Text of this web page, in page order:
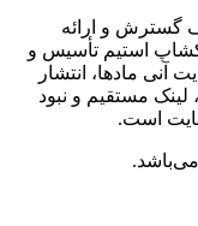
در بهمن سال 1401 با هدف گسترش و ارائه
استیم تأسیس و
آنی مادها، انتشار
لینک مستقیم و نبود
است.